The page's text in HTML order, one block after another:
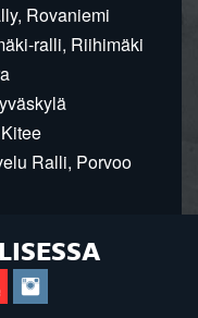
Rovaniemi
ralli, Riihimäki
Ralli, Porvoo